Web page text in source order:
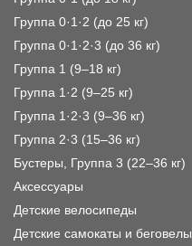
Группа 0·1·2 (до 25 кг)
Группа 0·1·2·3 (до 36 кг)
Группа 1 (9–18 кг)
Группа 1·2 (9–25 кг)
Группа 1·2·3 (9–36 кг)
Группа 2·3 (15–36 кг)
Бустеры, Группа 3 (22–36 кг)
Аксессуары
Детские велосипеды
Детские самокаты и беговелы